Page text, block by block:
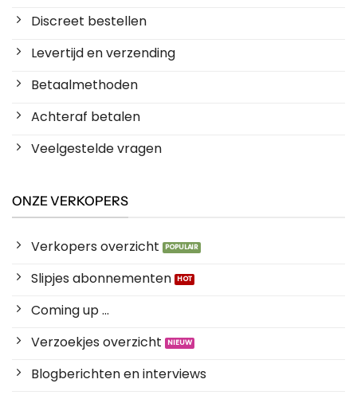
Discreet bestellen
Levertijd en verzending
Betaalmethoden
Achteraf betalen
Veelgestelde vragen
ONZE VERKOPERS
Verkopers overzicht
Slipjes abonnementen
Coming up ...
Verzoekjes overzicht
Blogberichten en interviews